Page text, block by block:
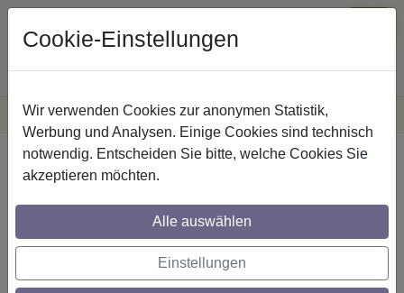
VersandkostenfreieLieferung innerhalb Deutschlands
Sichere Zahlung
Startseite
Gardinenstangen
Gardinenstangen-Zubehör
Holzstäbe / Holzstangen in Buche lackiert
für Gardinenstangen mit 28 mm Ø
Cookie-Einstellungen
Wir verwenden Cookies zur anonymen Statistik,
Werbung und Analysen. Einige Cookies sind technisch
notwendig. Entscheiden Sie bitte, welche Cookies Sie
akzeptieren möchten.
Alle auswählen
Einstellungen